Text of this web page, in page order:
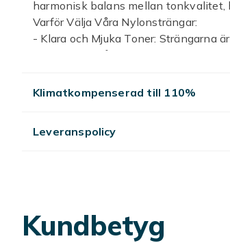
harmonisk balans mellan tonkvalitet,
Varför Välja Våra Nylonsträngar:
- Klara och Mjuka Toner: Strängarna
som tilltalar både nybörjare och
strängarnas livslängd.
- Mångsidig Användning: Perfekt för
- Settyp: Helt set (inkluderar alla
- Modellnummer: GA-C30
Klimatkompenserad till 110%
Leveranspolicy
Kundbetyg